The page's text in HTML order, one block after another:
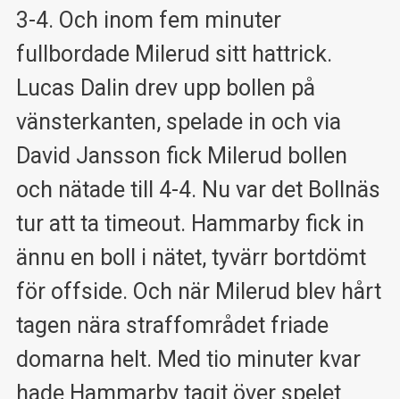
3-4. Och inom fem minuter
fullbordade Milerud sitt hattrick.
Lucas Dalin drev upp bollen på
vänsterkanten, spelade in och via
David Jansson fick Milerud bollen
och nätade till 4-4. Nu var det Bollnäs
tur att ta timeout. Hammarby fick in
ännu en boll i nätet, tyvärr bortdömt
för offside. Och när Milerud blev hårt
tagen nära straffområdet friade
domarna helt. Med tio minuter kvar
hade Hammarby tagit över spelet